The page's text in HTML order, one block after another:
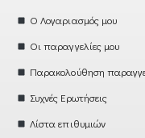
Ο Λογαριασμός μου
Οι παραγγελίες μου
Παρακολούθηση
Συχνές Ερωτήσεις
Λίστα επιθυμιών